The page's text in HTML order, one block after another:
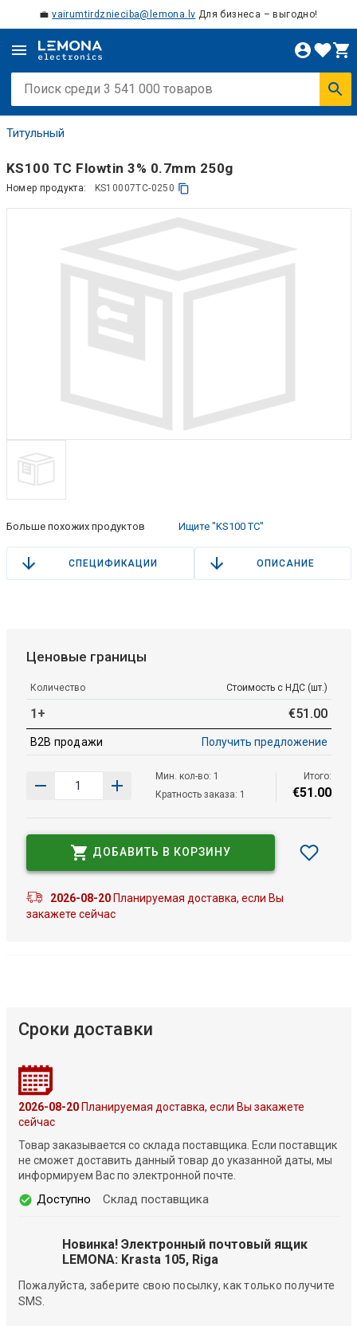
💼vairumtirdznieciba@lemona.lv Для бизнеса – выгодно!
Титульный
KS100 TC Flowtin 3% 0.7mm 250g
Номер продукта: KS10007TC-0250
Больше похожих продуктов Ищите "KS100 TC"
СПЕЦИФИКАЦИИ ОПИСАНИЕ
Ценовые границы
Количество Стоимость с НДС (шт.)
1+ €51 .00
B2B продажи Получить предложение
Мин. кол-во: 1
Кратность заказа: 1
Итого:
€51.00
ДОБАВИТЬ В КОРЗИНУ
2026-08-20Планируемая доставка, если Вы
закажете сейчас
Сроки доставки
2026-08-20Планируемая доставка, если Вы закажете
сейчас
Товар заказывается со склада поставщика. Если поставщик
не сможет доставить данный товар до указанной даты, мы
информируем Вас по электронной почте.
Доступно Склад поставщика
Новинка! Электронный почтовый ящик
LEMONA: Krasta 105, Riga
Пожалуйста, заберите свою посылку, как только получите
SMS.